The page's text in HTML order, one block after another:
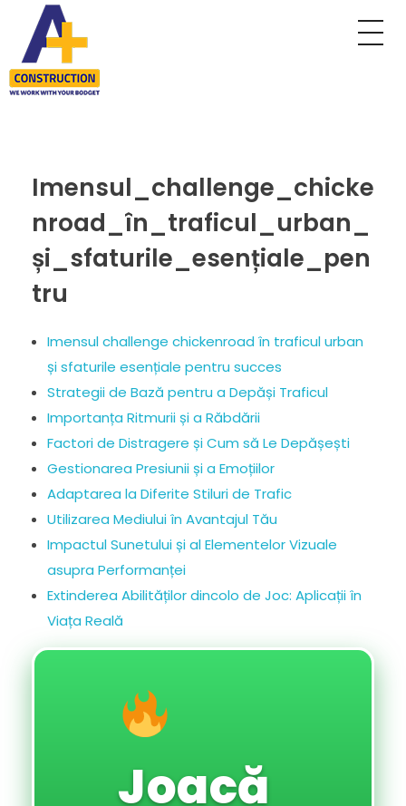
Imensul_challenge_chicke
nroad_în_traficul_urban_
și_sfaturile_esențiale_pen
tru
Imensul challenge chickenroad în traficul urban
și sfaturile esențiale pentru succes
Strategii de Bază pentru a Depăși Traficul
Importanța Ritmurii și a Răbdării
Factori de Distragere și Cum să Le Depășești
Gestionarea Presiunii și a Emoțiilor
Adaptarea la Diferite Stiluri de Trafic
Utilizarea Mediului în Avantajul Tău
Impactul Sunetului și al Elementelor Vizuale
asupra Performanței
Extinderea Abilităților dincolo de Joc: Aplicații în
Viața Reală
Joacă